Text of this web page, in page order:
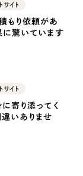
サイト
もり依頼があ
に驚いています
サイト
寄り添ってく
違いありませ